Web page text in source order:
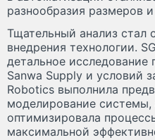
разнообразия размеров и
Тщательный анализ стал
внедрения технологии.
детальное
Sanwa Supply и условий
Robotics выполнила
моделирование системы,
оптимизировала
максимальной